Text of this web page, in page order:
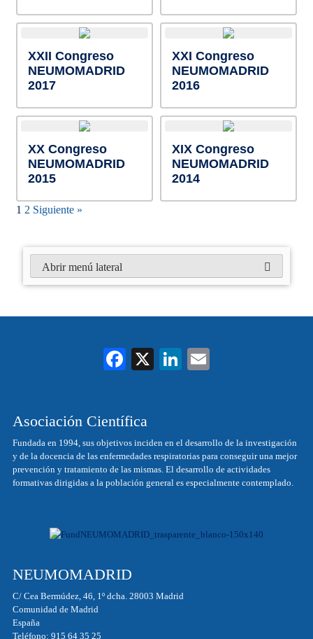
XXII Congreso
NEUMOMADRID
2017
XXI Congreso
NEUMOMADRID
2016
XX Congreso
NEUMOMADRID
2015
XIX Congreso
NEUMOMADRID
2014
1 2 Siguiente »
Abrir menú lateral
Fa
ok
X
Li
Asociación Científica
Fundada en 1994, sus objetivos inciden en el desarrollo de la investigación
y de la docencia de las enfermedades respiratorias para conseguir una mejor
prevención y tratamiento de las mismas. El desarrollo de actividades
formativas dirigidas a la población general es especialmente contemplado.
NEUMOMADRID
C/ Cea Bermúdez, 46, 1º dcha. 28003 Madrid
Comunidad de Madrid
España
Teléfono: 915 64 35 25